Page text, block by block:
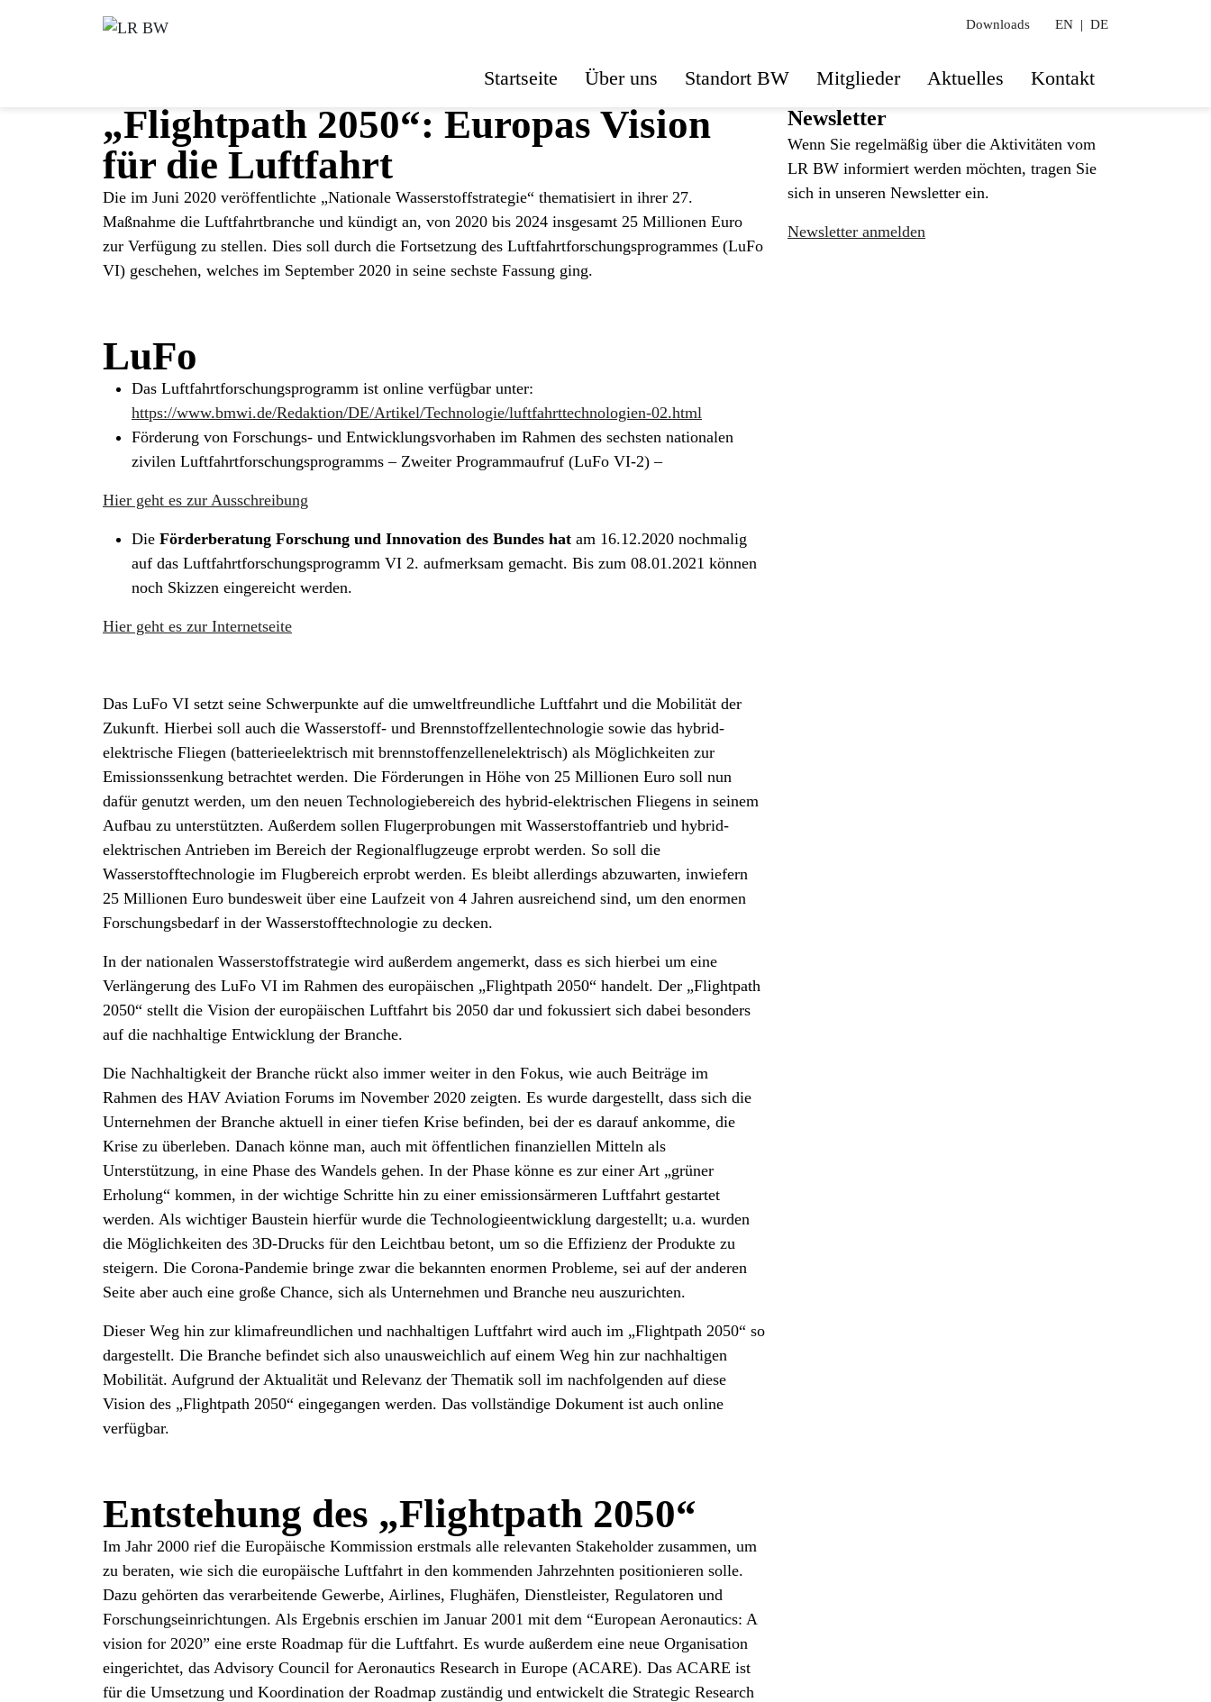
Downloads EN | DE
Startseite Über uns Standort BW Mitglieder Aktuelles Kontakt
„Flightpath 2050“: Europas Vision
für die Luftfahrt
Die im Juni 2020 veröffentlichte „Nationale Wasserstoffstrategie“ thematisiert in ihrer 27.
Maßnahme die Luftfahrtbranche und kündigt an, von 2020 bis 2024 insgesamt 25 Millionen Euro
zur Verfügung zu stellen. Dies soll durch die Fortsetzung des Luftfahrtforschungsprogrammes (LuFo
VI) geschehen, welches im September 2020 in seine sechste Fassung ging.
LuFo
Das Luftfahrtforschungsprogramm ist online verfügbar unter:
https://www.bmwi.de/Redaktion/DE/Artikel/Technologie/luftfahrttechnologien-02.html
Förderung von Forschungs- und Entwicklungsvorhaben im Rahmen des sechsten nationalen
zivilen Luftfahrtforschungsprogramms – Zweiter Programmaufruf (LuFo VI-2) –
Hier geht es zur Ausschreibung
Die Förderberatung Forschung und Innovation des Bundes hat am 16.12.2020 nochmalig
auf das Luftfahrtforschungsprogramm VI 2. aufmerksam gemacht. Bis zum 08.01.2021 können
noch Skizzen eingereicht werden.
Hier geht es zur Internetseite
Das LuFo VI setzt seine Schwerpunkte auf die umweltfreundliche Luftfahrt und die Mobilität der
Zukunft. Hierbei soll auch die Wasserstoff- und Brennstoffzellentechnologie sowie das hybrid-
elektrische Fliegen (batterieelektrisch mit brennstoffenzellenelektrisch) als Möglichkeiten zur
Emissionssenkung betrachtet werden. Die Förderungen in Höhe von 25 Millionen Euro soll nun
dafür genutzt werden, um den neuen Technologiebereich des hybrid-elektrischen Fliegens in seinem
Aufbau zu unterstützten. Außerdem sollen Flugerprobungen mit Wasserstoffantrieb und hybrid-
elektrischen Antrieben im Bereich der Regionalflugzeuge erprobt werden. So soll die
Wasserstofftechnologie im Flugbereich erprobt werden. Es bleibt allerdings abzuwarten, inwiefern
25 Millionen Euro bundesweit über eine Laufzeit von 4 Jahren ausreichend sind, um den enormen
Forschungsbedarf in der Wasserstofftechnologie zu decken.
In der nationalen Wasserstoffstrategie wird außerdem angemerkt, dass es sich hierbei um eine
Verlängerung des LuFo VI im Rahmen des europäischen „Flightpath 2050“ handelt. Der „Flightpath
2050“ stellt die Vision der europäischen Luftfahrt bis 2050 dar und fokussiert sich dabei besonders
auf die nachhaltige Entwicklung der Branche.
Die Nachhaltigkeit der Branche rückt also immer weiter in den Fokus, wie auch Beiträge im
Rahmen des HAV Aviation Forums im November 2020 zeigten. Es wurde dargestellt, dass sich die
Unternehmen der Branche aktuell in einer tiefen Krise befinden, bei der es darauf ankomme, die
Krise zu überleben. Danach könne man, auch mit öffentlichen finanziellen Mitteln als
Unterstützung, in eine Phase des Wandels gehen. In der Phase könne es zur einer Art „grüner
Erholung“ kommen, in der wichtige Schritte hin zu einer emissionsärmeren Luftfahrt gestartet
werden. Als wichtiger Baustein hierfür wurde die Technologieentwicklung dargestellt; u.a. wurden
die Möglichkeiten des 3D-Drucks für den Leichtbau betont, um so die Effizienz der Produkte zu
steigern. Die Corona-Pandemie bringe zwar die bekannten enormen Probleme, sei auf der anderen
Seite aber auch eine große Chance, sich als Unternehmen und Branche neu auszurichten.
Dieser Weg hin zur klimafreundlichen und nachhaltigen Luftfahrt wird auch im „Flightpath 2050“ so
dargestellt. Die Branche befindet sich also unausweichlich auf einem Weg hin zur nachhaltigen
Mobilität. Aufgrund der Aktualität und Relevanz der Thematik soll im nachfolgenden auf diese
Vision des „Flightpath 2050“ eingegangen werden. Das vollständige Dokument ist auch online
verfügbar.
Entstehung des „Flightpath 2050“
Im Jahr 2000 rief die Europäische Kommission erstmals alle relevanten Stakeholder zusammen, um
zu beraten, wie sich die europäische Luftfahrt in den kommenden Jahrzehnten positionieren solle.
Dazu gehörten das verarbeitende Gewerbe, Airlines, Flughäfen, Dienstleister, Regulatoren und
Forschungseinrichtungen. Als Ergebnis erschien im Januar 2001 mit dem “European Aeronautics: A
vision for 2020” eine erste Roadmap für die Luftfahrt. Es wurde außerdem eine neue Organisation
eingerichtet, das Advisory Council for Aeronautics Research in Europe (ACARE). Das ACARE ist
für die Umsetzung und Koordination der Roadmap zuständig und entwickelt die Strategic Research
Newsletter
Wenn Sie regelmäßig über die Aktivitäten vom
LR BW informiert werden möchten, tragen Sie
sich in unseren Newsletter ein.
Newsletter anmelden